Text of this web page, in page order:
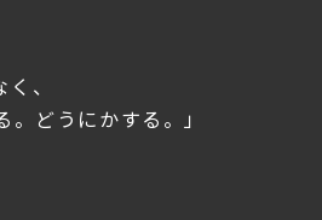
、
。どうにかする。」